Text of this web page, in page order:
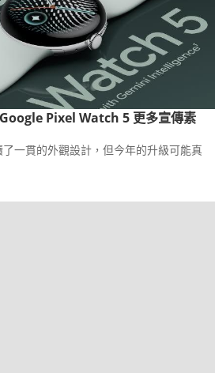
Pixel Watch 5 更多宣傳素
一貫的外觀設計，但今年的升級可能真